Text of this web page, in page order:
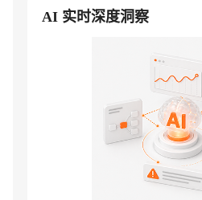
AI 实时深度洞察